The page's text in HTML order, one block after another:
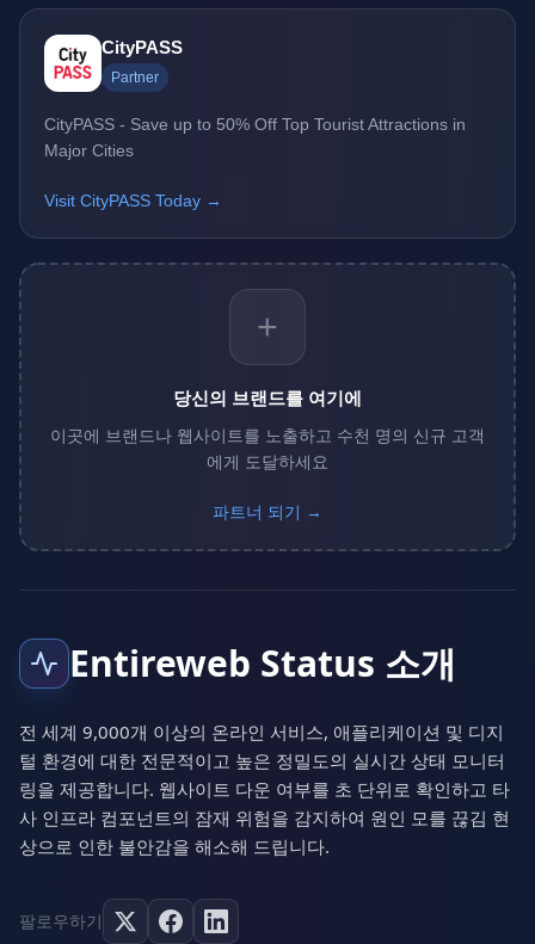
CityPASS
Partner
CityPASS - Save up to 50% Off Top Tourist Attractions in
Major Cities
Visit CityPASS Today →
+
당신의 브랜드를 여기에
이곳에 브랜드나 웹사이트를 노출하고 수천 명의 신규 고객
에게 도달하세요
파트너 되기 →
Entireweb Status 소개
전 세계 9,000개 이상의 온라인 서비스, 애플리케이션 및 디지
털 환경에 대한 전문적이고 높은 정밀도의 실시간 상태 모니터
링을 제공합니다. 웹사이트 다운 여부를 초 단위로 확인하고 타
사 인프라 컴포넌트의 잠재 위험을 감지하여 원인 모를 끊김 현
상으로 인한 불안감을 해소해 드립니다.
팔로우하기